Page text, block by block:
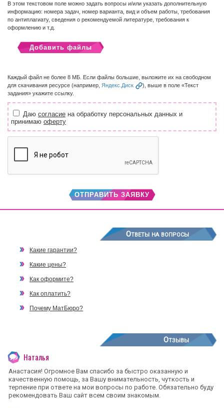
В этом текстовом поле можно задать вопросы и/или указать дополнительную
информацию: номера задач, номер варианта, вид и объем работы, требования
по антиплагиату, сведения о рекомендуемой литературе, требования к
оформлению и т.д.
Добавить файлы
Каждый файл не более 8 МБ. Если файлы большие, выложите их на свободном
для скачивания ресурсе (например, Яндекс.Диск
), выше в поле «Текст
задания» укажите ссылку.
Даю согласие на обработку персональных данных и
принимаю оферту
ОТПРАВИТЬ ЗАЯВКУ
Ответы на вопросы
Какие гарантии?
Какие цены?
Как оформите?
Как оплатить?
Почему МатБюро?
Отзывы
Наталья
Анастасия! Огромное Вам спасибо за быстро оказанную и
качественную помощь, за Вашу внимательность, чуткость и
терпение при ответе на мои вопросы по работе. Обязательно буду
рекомендовать Ваш сайт всем своим знакомым.